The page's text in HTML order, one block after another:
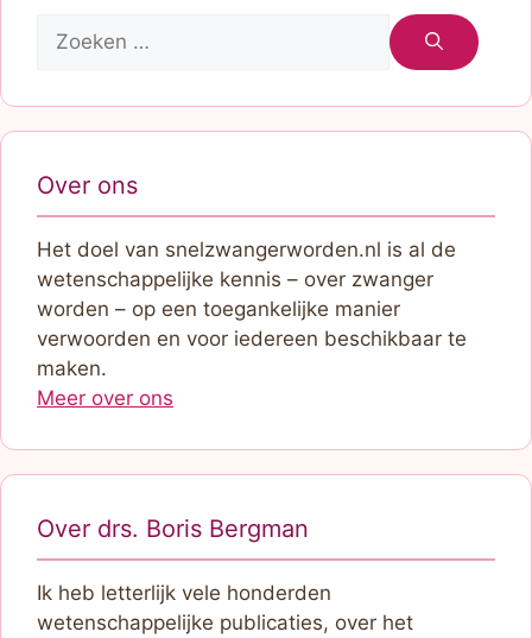
Zoek
Over ons
Het doel van snelzwangerworden.nl is al de
wetenschappelijke kennis – over zwanger
worden – op een toegankelijke manier
verwoorden en voor iedereen beschikbaar te
maken.
Meer over ons
Over drs. Boris Bergman
Ik heb letterlijk vele honderden
wetenschappelijke publicaties, over het